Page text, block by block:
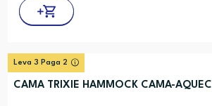
Leva 3 Paga 2
CAMA TRIXIE HAMMOCK CAMA-AQUEC